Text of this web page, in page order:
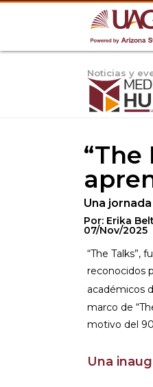
Noticias y
“The
Una
Por: Erika
07/Nov/2025
“The Talks”,
reconocidos
académicos
marco de
motivo del
Una